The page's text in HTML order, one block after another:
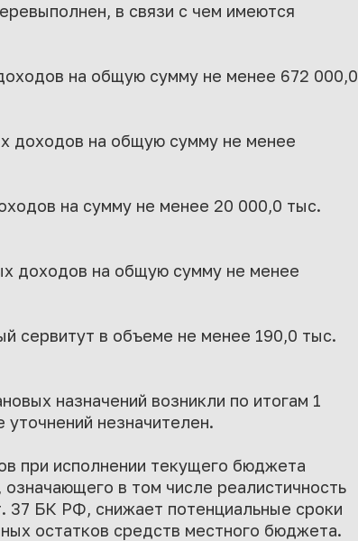
в связи с чем имеются
на общую сумму не менее 672 000,0
доходов на общую сумму не менее
на сумму не менее 20 000,0 тыс.
доходов на общую сумму не менее
сервитут в объеме не менее 190,0 тыс.
назначений возникли по итогам 1
незначителен.
при исполнении текущего бюджета
в том числе реалистичность
37 БК РФ, снижает потенциальные сроки
остатков средств местного бюджета.